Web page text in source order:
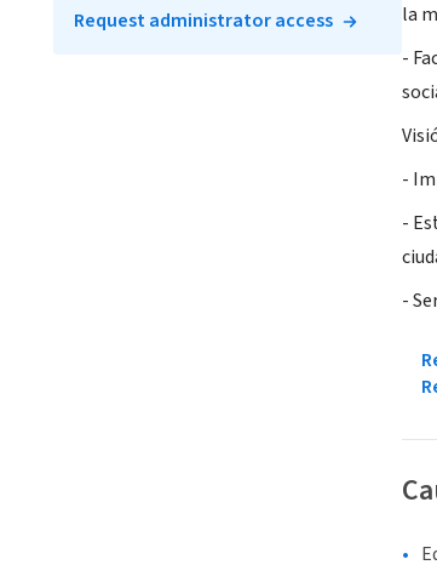
la
-
-
-
-
Request administrator access